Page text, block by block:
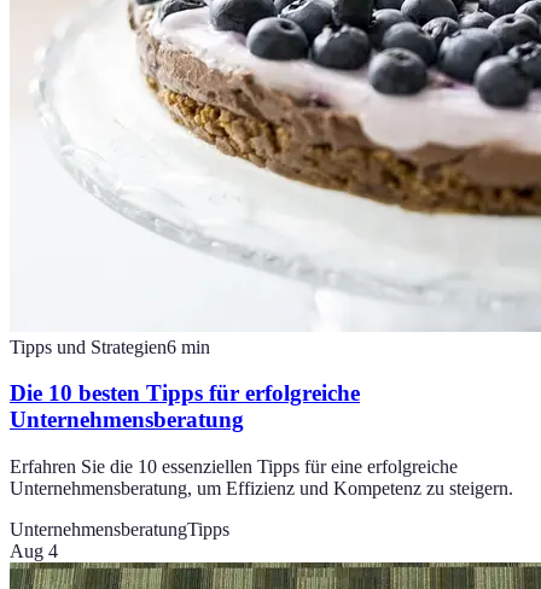
Tipps und Strategien6 min
Die 10 besten Tipps für erfolgreiche
Unternehmensberatung
Erfahren Sie die 10 essenziellen Tipps für eine erfolgreiche
Unternehmensberatung, um Effizienz und Kompetenz zu steigern.
UnternehmensberatungTipps
Aug 4